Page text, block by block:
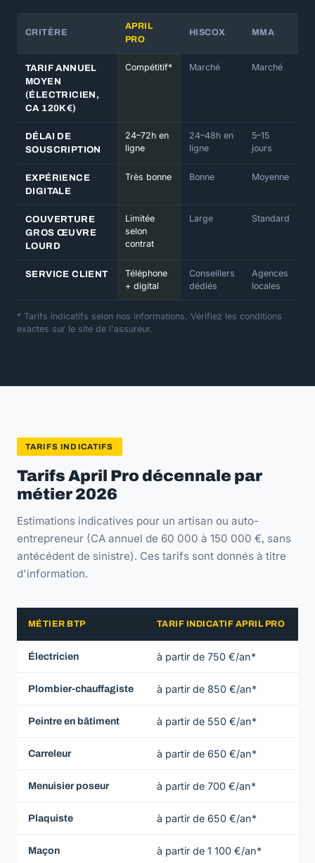
CRITÈRE
APRIL
PRO
HISCOX MMA
TARIF ANNUEL
MOYEN
(ÉLECTRICIEN,
CA 120K€)
Compétitif* Marché Marché
DÉLAI DE
SOUSCRIPTION
24–72h en
ligne
24–48h en
ligne
5–15
jours
EXPÉRIENCE
DIGITALE
Très bonne Bonne Moyenne
COUVERTURE
GROS ŒUVRE
LOURD
Limitée
selon
contrat
Large Standard
SERVICE CLIENT
Téléphone
+ digital
Conseillers
dédiés
Agences
locales
* Tarifs indicatifs selon nos informations. Vérifiez les conditions
exactes sur le site de l'assureur.
TARIFS INDICATIFS
Tarifs April Pro décennale par
métier 2026
Estimations indicatives pour un artisan ou auto-
entrepreneur (CA annuel de 60 000 à 150 000 €, sans
antécédent de sinistre). Ces tarifs sont donnés à titre
d'information.
MÉTIER BTP TARIF INDICATIF APRIL PRO
Électricien à partir de 750 €/an*
Plombier-chauffagiste à partir de 850 €/an*
Peintre en bâtiment à partir de 550 €/an*
Carreleur à partir de 650 €/an*
Menuisier poseur à partir de 700 €/an*
Plaquiste à partir de 650 €/an*
Maçon à partir de 1 100 €/an*